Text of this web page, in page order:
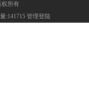
权所有
:141715 管理登陆